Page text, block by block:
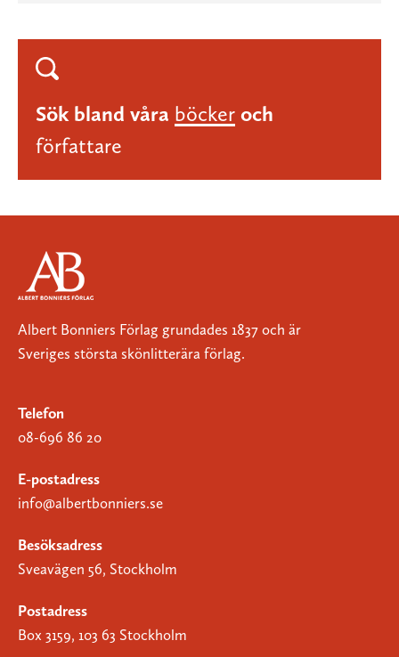
Sök bland våra böcker och
författare
Albert Bonniers Förlag grundades 1837 och är
Sveriges största skönlitterära förlag.
Telefon
08-696 86 20
E-postadress
info@albertbonniers.se
Besöksadress
Sveavägen 56, Stockholm
Postadress
Box 3159, 103 63 Stockholm